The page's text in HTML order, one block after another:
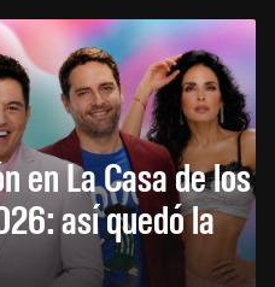
en La Casa de los
así quedó la